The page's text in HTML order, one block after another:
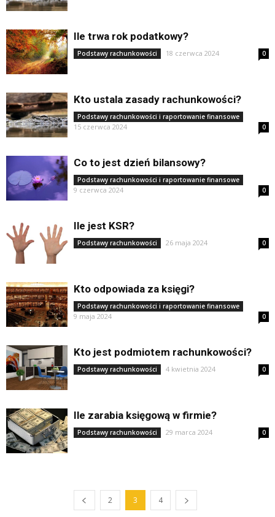
Ile trwa rok podatkowy?
Podstawy rachunkowości 18 czerwca 2024 0
Kto ustala zasady rachunkowości?
Podstawy rachunkowości i raportowanie finansowe
15 czerwca 2024 0
Co to jest dzień bilansowy?
Podstawy rachunkowości i raportowanie finansowe
9 czerwca 2024 0
Ile jest KSR?
Podstawy rachunkowości 26 maja 2024 0
Kto odpowiada za księgi?
Podstawy rachunkowości i raportowanie finansowe
9 maja 2024 0
Kto jest podmiotem rachunkowości?
Podstawy rachunkowości 4 kwietnia 2024 0
Ile zarabia księgową w firmie?
Podstawy rachunkowości 29 marca 2024 0
2 3 4